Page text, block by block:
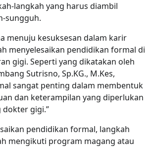
langkah yang harus diambil
sungguh.
menuju kesuksesan dalam karir
menyelesaikan pendidikan formal di
gigi. Seperti yang dikatakan oleh
Sutrisno, Sp.KG., M.Kes,
sangat penting dalam membentuk
dan keterampilan yang diperlukan
dokter gigi.”
pendidikan formal, langkah
mengikuti program magang atau